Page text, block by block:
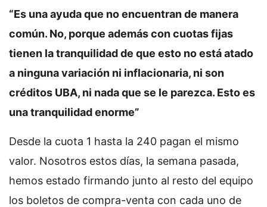
“Es una ayuda que no encuentran de manera
común. No, porque además con cuotas fijas
tienen la tranquilidad de que esto no está atado
a ninguna variación ni inflacionaria, ni son
créditos UBA, ni nada que se le parezca. Esto es
una tranquilidad enorme”
Desde la cuota 1 hasta la 240 pagan el mismo
valor. Nosotros estos días, la semana pasada,
hemos estado firmando junto al resto del equipo
los boletos de compra-venta con cada uno de